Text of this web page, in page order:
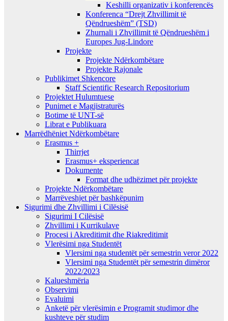
Keshilli organizativ i konferencës
Konferenca “Drejt Zhvillimit të
Qëndrueshëm” (TSD)
Zhurnali i Zhvillimit të Qëndrueshëm i
Europes Jug-Lindore
Projekte
Projekte Ndërkombëtare
Projekte Rajonale
Publikimet Shkencore
Staff Scientific Research Repositorium
Projektet Hulumtuese
Punimet e Magjistraturës
Botime të UNT-së
Librat e Publikuara
Marrëdhëniet Ndërkombëtare
Erasmus +
Thirrjet
Erasmus+ eksperiencat
Dokumente
Format dhe udhëzimet për projekte
Projekte Ndërkombëtare
Marrëveshjet për bashkëpunim
Sigurimi dhe Zhvillimi i Cilësisë
Sigurimi I Cilësisë
Zhvillimi i Kurrikulave
Procesi i Akreditimit dhe Riakreditimit
Vlerësimi nga Studentët
Vlersimi nga studentët për semestrin veror 2022
Vlersimi nga Studentët për semestrin dimëror
2022/2023
Kalueshmëria
Observimi
Evaluimi
Anketë për vlerësimin e Programit studimor dhe
kushteve për studim